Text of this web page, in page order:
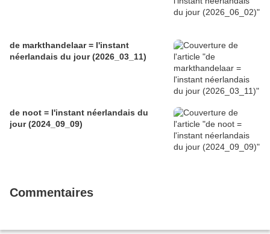
de markthandelaar = l'instant
néerlandais du jour (2026_03_11)
de noot = l'instant néerlandais du
jour (2024_09_09)
Commentaires